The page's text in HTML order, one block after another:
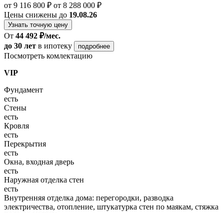
от 9 116 800 ₽ от 8 288 000 ₽
Цены снижены до 19.08.26
Узнать точную цену
От 44 492 ₽/мес.
до 30 лет в ипотеку подробнее
Посмотреть комлектацию
VIP
Фундамент
есть
Стены
есть
Кровля
есть
Перекрытия
есть
Окна, входная дверь
есть
Наружная отделка стен
есть
Внутренняя отделка дома: перегородки, разводка
электричества, отопление, штукатурка стен по маякам, стяжка